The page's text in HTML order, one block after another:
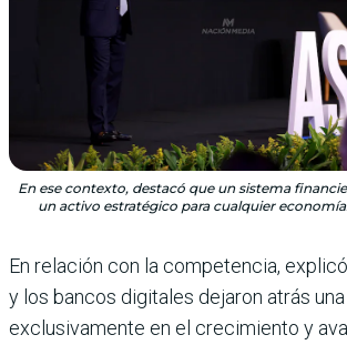
En ese contexto, destacó que un sistema
un activo estratégico para cualquier
En relación con la competencia,
y los bancos digitales dejaron atrás
exclusivamente en el crecimiento y